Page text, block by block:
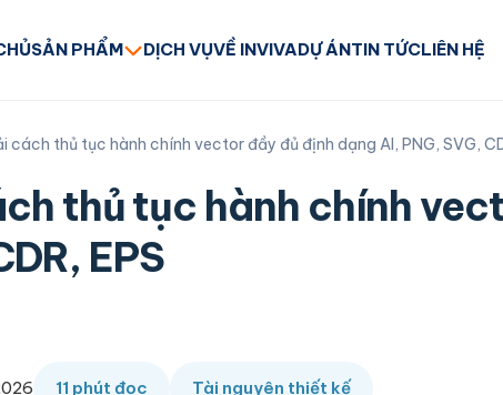
SẢN PHẨM DỊCH VỤVỀ INVIVADỰ ÁNTIN TỨCLIÊN HỆ
cách thủ tục hành chính vector đầy đủ định dạng AI, PNG, SVG,
thủ tục hành chính
EPS
11 phút đọc Tài nguyên thiết kế